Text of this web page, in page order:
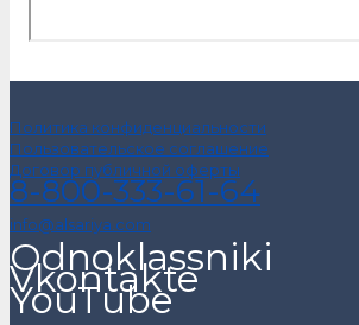
Политика конфиденциальности
Пользовательское соглашение
Договор публичной оферты
8-800-333-61-64
info@alsariya.com
Odnoklassniki
Vkontakte
YouTube